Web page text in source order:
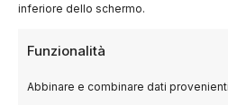
inferiore dello schermo.
Funzionalità
Abbinare e combinare dati
Estetica della
I registi dell’Est non usano